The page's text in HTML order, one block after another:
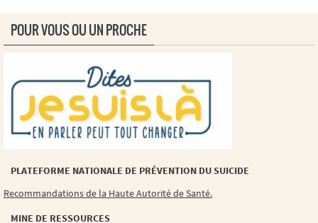
POUR VOUS OU UN PROCHE
PLATEFORME NATIONALE DE PRÉVENTION DU SUICIDE
Recommandations de la Haute Autorité de Santé.
MINE DE RESSOURCES